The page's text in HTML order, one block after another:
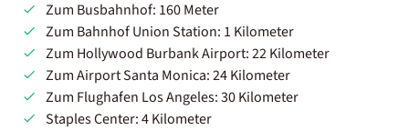
Zum Busbahnhof: 160 Meter
Zum Bahnhof Union Station: 1 Kilometer
Zum Hollywood Burbank Airport: 22 Kilometer
Zum Airport Santa Monica: 24 Kilometer
Zum Flughafen Los Angeles: 30 Kilometer
Staples Center: 4 Kilometer